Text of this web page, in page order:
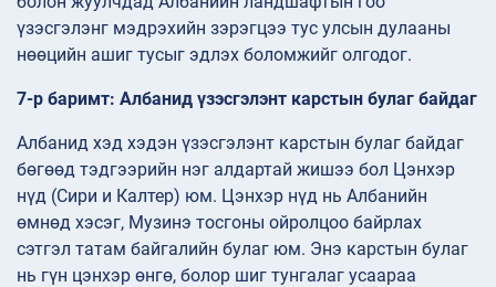
үзэсгэлэнг мэдрэхийн зэрэгцээ тус улсын дулааны
нөөцийн ашиг тусыг эдлэх боломжийг олгодог.
7-р баримт: Албанид үзэсгэлэнт карстын булаг байдаг
Албанид хэд хэдэн үзэсгэлэнт карстын булаг байдаг
бөгөөд тэдгээрийн нэг алдартай жишээ бол Цэнхэр
нүд (Сири и Калтер) юм. Цэнхэр нүд нь Албанийн
өмнөд хэсэг, Музинэ тосгоны ойролцоо байрлах
сэтгэл татам байгалийн булаг юм. Энэ карстын булаг
нь гүн цэнхэр өнгө, болор шиг тунгалаг усаараа